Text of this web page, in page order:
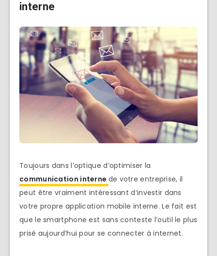
interne
Toujours dans l’optique d’optimiser la
communication interne de votre entreprise, il
peut être vraiment intéressant d’investir dans
votre propre application mobile interne. Le fait est
que le smartphone est sans conteste l’outil le plus
prisé aujourd’hui pour se connecter à internet.